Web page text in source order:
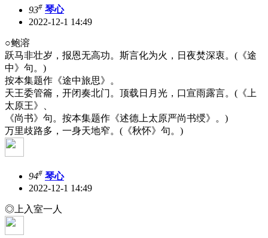
93# 琴心
2022-12-1 14:49
○鲍溶
跃马非壮岁，报恩无高功。斯言化为火，日夜焚深衷。(《途
中》句。)
按本集题作《途中旅思》。
天王委管籥，开闭奏北门。顶载日月光，口宣雨露言。(《上
太原王》、
《尚书》句。按本集题作《述德上太原严尚书绶》。)
万里歧路多，一身天地窄。(《秋怀》句。)
94# 琴心
2022-12-1 14:49
◎上入室一人